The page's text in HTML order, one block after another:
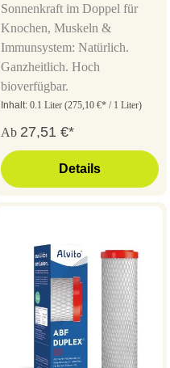
Sonnenkraft im Doppel für
Knochen, Muskeln &
Immunsystem: Natürlich.
Ganzheitlich. Hoch
bioverfügbar.
Inhalt: 0.1 Liter (275,10 €* / 1 Liter)
Ab 27,51 €*
Details